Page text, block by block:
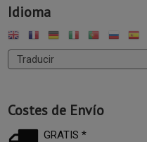
Idioma
Costes de Envío
GRATIS *